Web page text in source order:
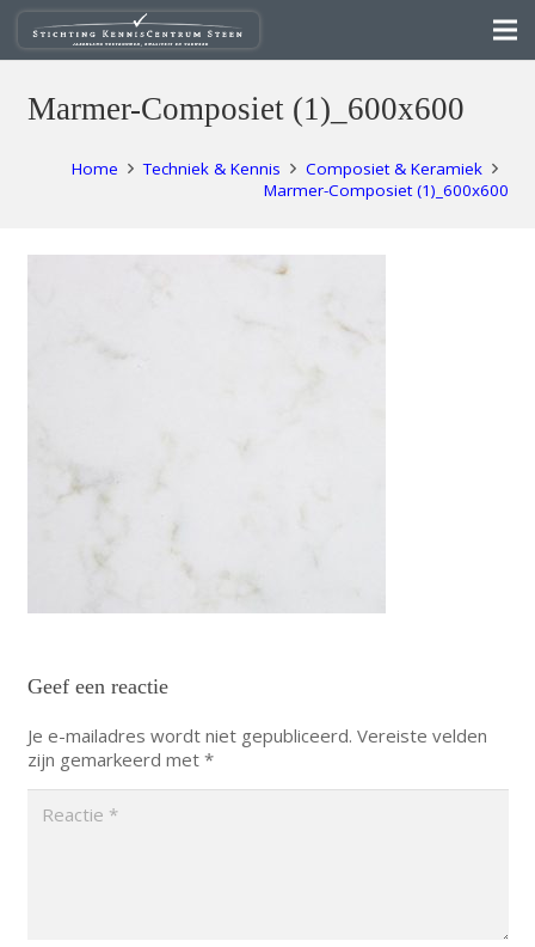
Marmer-Composiet (1)_600x600
Home Techniek & Kennis
Composiet & Keramiek
Marmer-Composiet (1)_600x600
Geef een reactie
Je e-mailadres wordt niet gepubliceerd. Vereiste velden
zijn gemarkeerd met *